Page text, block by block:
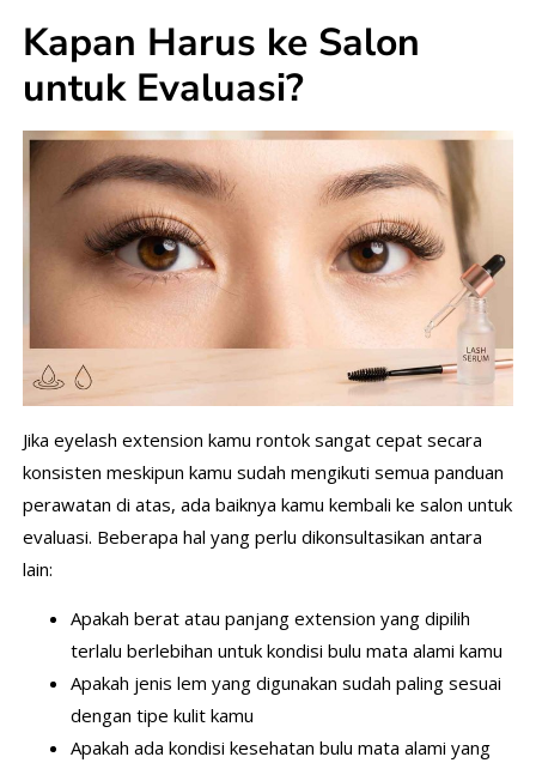
Kapan Harus ke Salon
untuk Evaluasi?
Jika eyelash extension kamu rontok sangat cepat secara
konsisten meskipun kamu sudah mengikuti semua panduan
perawatan di atas, ada baiknya kamu kembali ke salon untuk
evaluasi. Beberapa hal yang perlu dikonsultasikan antara
lain:
Apakah berat atau panjang extension yang dipilih
terlalu berlebihan untuk kondisi bulu mata alami kamu
Apakah jenis lem yang digunakan sudah paling sesuai
dengan tipe kulit kamu
Apakah ada kondisi kesehatan bulu mata alami yang